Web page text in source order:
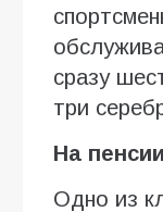
сразу
три
На
Одно из